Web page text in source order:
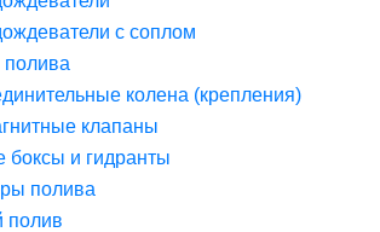
с соплом
колена (крепления)
клапаны
боксы и гидранты
полива
полив